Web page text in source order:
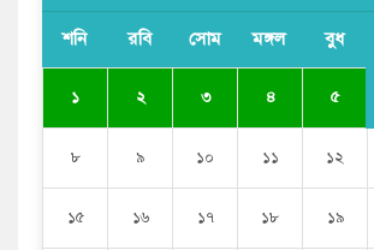
শনি রবি সোম মঙ্গল বুধ
১ ২ ৩ ৪ ৫
৮ ৯ ১০ ১১ ১২
১৫ ১৬ ১৭ ১৮ ১৯